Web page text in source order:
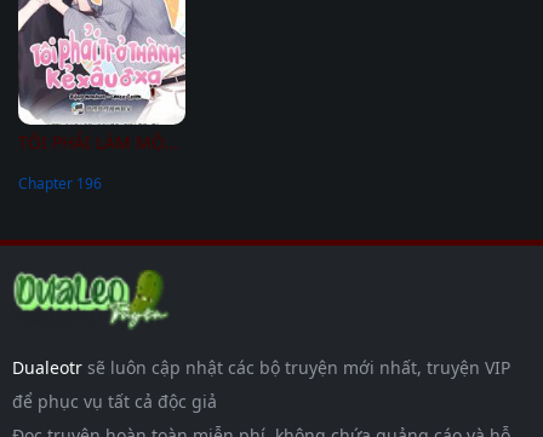
TÔI PHẢI LÀM MỘT KẺ ĐẠI XẤU XA
Chapter 196
Dualeotr sẽ luôn cập nhật các bộ truyện mới nhất, truyện VIP
để phục vụ tất cả độc giả